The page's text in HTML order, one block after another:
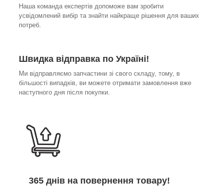
Наша команда експертів допоможе вам зробити
усвідомлений вибір та знайти найкраще рішення для ваших
потреб.
Швидка відправка по Україні!
Ми відправляємо запчастини зі свого складу, тому, в
більшості випадків, ви можете отримати замовлення вже
наступного дня після покупки.
365 днів на повернення товару!